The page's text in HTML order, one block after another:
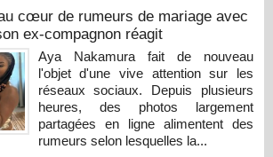
cœur de rumeurs de mariage avec
ex-compagnon réagit
Aya Nakamura fait de nouveau
l'objet d'une vive attention sur les
réseaux sociaux. Depuis plusieurs
heures, des photos largement
partagées en ligne alimentent des
rumeurs selon lesquelles la...